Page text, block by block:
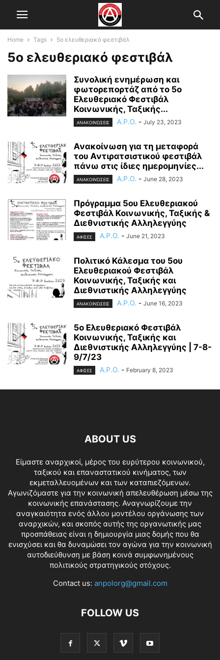
Home Tags 5ο ελευθεριακό φεστιβάλ
5ο ελευθεριακό φεστιβάλ
Συνολική ενημέρωση και
φωτορεπορτάζ από το 5ο
Ελευθεριακό Φεστιβάλ
Κοινωνικής, Ταξικής...
ΑΝΑΚΟΙΝΏΣΕΙΣ A.P.O. - July 23, 2023
Ανακοίνωση για τη μεταφορά
του Αντιρατσιστικού φεστιβάλ
πάνω στις ίδιες ημερομηνίες...
ΑΝΑΚΟΙΝΏΣΕΙΣ A.P.O. - June 28, 2023
Πρόγραμμα 5ου Ελευθεριακού
Φεστιβάλ Κοινωνικής, Ταξικής &
Διεθνιστικής Αλληλεγγύης
ΑΦΙΣΕΣ A.P.O. - June 21, 2023
Πολιτικό Κάλεσμα του 5ου
Ελευθεριακού Φεστιβάλ
Κοινωνικής, Ταξικής και
Διεθνιστικής Αλληλεγγύης
ΑΝΑΚΟΙΝΏΣΕΙΣ A.P.O. - June 16, 2023
5ο Ελευθεριακό Φεστιβάλ
Κοινωνικής, Ταξικής και
Διεθνιστικής Αλληλεγγύης | 7-8-
9/7/23
ΑΦΙΣΕΣ A.P.O. - February 8, 2023
ABOUT US
Είμαστε αναρχικοί, μέρος του ευρύτερου κοινωνικού,
ταξικού και επαναστατικού κινήματος, των
εκμεταλλευομένων και των καταπιεζόμενων.
Αγωνιζόμαστε για την κοινωνική απελευθέρωση μέσω της
κοινωνικής επανάστασης. Αναγνωρίζουμε την
αναγκαιότητα ενός άλλου μοντέλου οργάνωσης των
αναρχικών, και σκοπός αυτής της οργανωτικής μας
προσπάθειας είναι η δημιουργία μιας δομής που θα
ενισχύσει και θα δυναμώσει τον αγώνα για την κοινωνική
αυτοδιεύθυνση με βάση κοινά συμφωνημένους
πολιτικούς στρατηγικούς στόχους.
Contact us: anpolorg@gmail.com
FOLLOW US